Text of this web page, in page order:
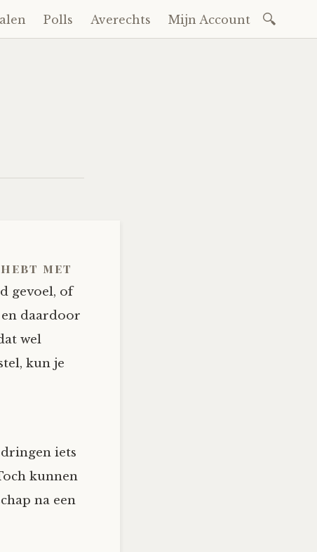
Polls Averechts Mijn Account
met
gevoel, of
daardoor
wel
kun je
iets
kunnen
na een